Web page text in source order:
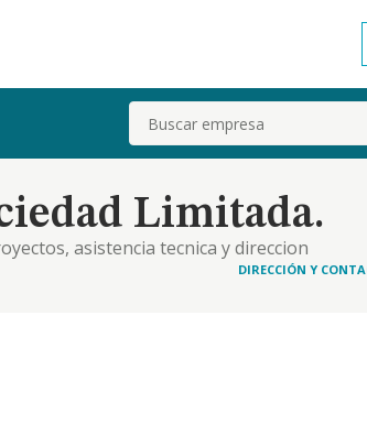
Buscar
Limitada.
asistencia tecnica y direccion
DIRECCIÓN Y